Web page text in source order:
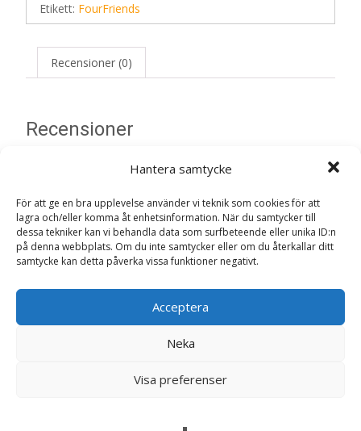
Hantera samtycke
För att ge en bra upplevelse använder vi teknik som cookies för att
lagra och/eller komma åt enhetsinformation. När du samtycker till
dessa tekniker kan vi behandla data som surfbeteende eller unika ID:n
på denna webbplats. Om du inte samtycker eller om du återkallar ditt
samtycke kan detta påverka vissa funktioner negativt.
Acceptera
Neka
Visa preferenser
Etikett: FourFriends
Recensioner (0)
Recensioner
Det finns inga recensioner än.
Bli först med att recensera ”Single Protein
Tuna & Sweet Potato Våtfoder för hund –
6 st x 400 g – FourFriends”
Din e-postadress kommer inte publiceras. Obligatoriska fält
är märkta*